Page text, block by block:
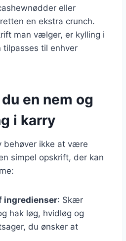
eller
en ekstra crunch.
man vælger, er kylling i
tilpasses til enhver
en nem og
i karry
behøver ikke at være
simpel opskrift, der kan
ingredienser: Skær
hak løg, hvidløg og
du ønsker at